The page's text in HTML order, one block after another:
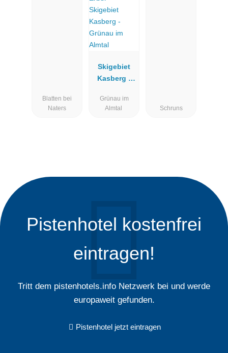
Blatten bei
Naters
Skigebiet
Kasberg -
Almtal
Grünau im
Almtal
Schruns
Pistenhotel kostenfrei
eintragen!
Tritt dem pistenhotels.info Netzwerk bei und werde
europaweit gefunden.
Pistenhotel jetzt eintragen